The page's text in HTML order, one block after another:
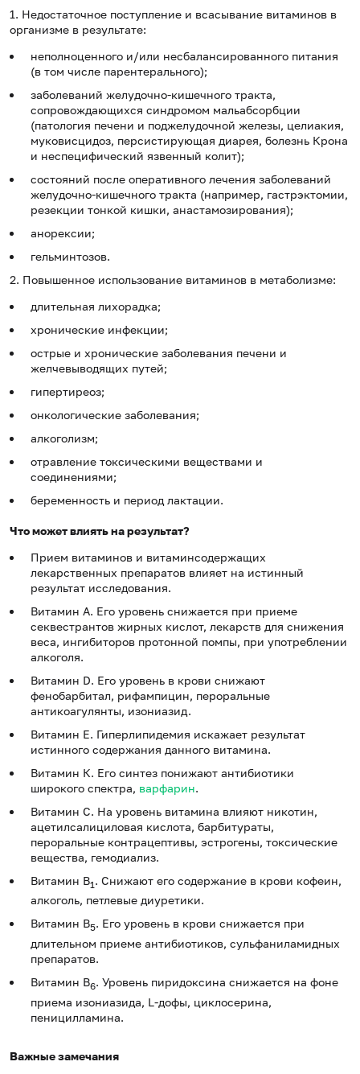
1. Недостаточное поступление и всасывание витаминов в
организме в результате:
неполноценного и/или несбалансированного питания
(в том числе парентерального);
заболеваний желудочно-кишечного тракта,
сопровождающихся синдромом мальабсорбции
(патология печени и поджелудочной железы, целиакия,
муковисцидоз, персистирующая диарея, болезнь Крона
и неспецифический язвенный колит);
состояний после оперативного лечения заболеваний
желудочно-кишечного тракта (например, гастрэктомии,
резекции тонкой кишки, анастамозирования);
анорексии;
гельминтозов.
2. Повышенное использование витаминов в метаболизме:
длительная лихорадка;
хронические инфекции;
острые и хронические заболевания печени и
желчевыводящих путей;
гипертиреоз;
онкологические заболевания;
алкоголизм;
отравление токсическими веществами и
соединениями;
беременность и период лактации.
Что может влиять на результат?
Прием витаминов и витаминсодержащих
лекарственных препаратов влияет на истинный
результат исследования.
Витамин А. Его уровень снижается при приеме
секвестрантов жирных кислот, лекарств для снижения
веса, ингибиторов протонной помпы, при употреблении
алкоголя.
Витамин D. Его уровень в крови снижают
фенобарбитал, рифампицин, пероральные
антикоагулянты, изониазид.
Витамин Е. Гиперлипидемия искажает результат
истинного содержания данного витамина.
Витамин К. Его синтез понижают антибиотики
широкого спектра, варфарин.
Витамин С. На уровень витамина влияют никотин,
ацетилсалициловая кислота, барбитураты,
пероральные контрацептивы, эстрогены, токсические
вещества, гемодиализ.
Витамин В1 . Снижают его содержание в крови кофеин,
алкоголь, петлевые диуретики.
Витамин В5. Его уровень в крови снижается при
длительном приеме антибиотиков, сульфаниламидных
препаратов.
Витамин В6. Уровень пиридоксина снижается на фоне
приема изониазида, L-дофы, циклосерина,
пеницилламина.
Важные замечания